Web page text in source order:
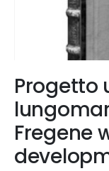
all'inizio
della
galleria
di
immagini
Progetto
Fregene